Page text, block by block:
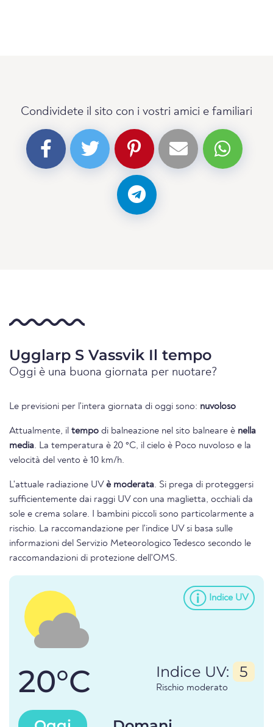
Condividete il sito con i vostri amici e familiari
Ugglarp S Vassvik Il tempo
Oggi è una buona giornata per nuotare?
Le previsioni per l'intera giornata di oggi sono: nuvoloso
Attualmente, il tempo di balneazione nel sito balneare è nella
media. La temperatura è 20 °C, il cielo è Poco nuvoloso e la
velocità del vento è 10 km/h.
L'attuale radiazione UV è moderata. Si prega di proteggersi
sufficientemente dai raggi UV con una maglietta, occhiali da
sole e crema solare. I bambini piccoli sono particolarmente a
rischio. La raccomandazione per l'indice UV si basa sulle
informazioni del Servizio Meteorologico Tedesco secondo le
raccomandazioni di protezione dell'OMS.
Indice UV
20°C Indice UV: 5
Rischio moderato